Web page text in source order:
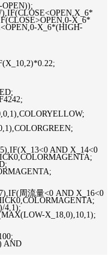
X_6*
X_6*(HIGH-
AND X_14<0
周流量<0 AND X_16<0
4,1);
X_18,0),10,1);
AND